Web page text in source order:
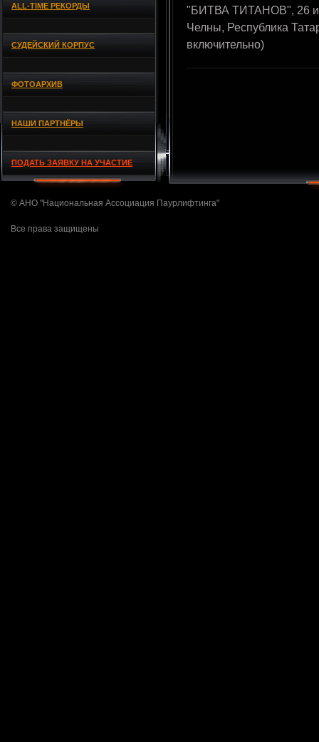
ALL-TIME РЕКОРДЫ
СУДЕЙСКИЙ КОРПУС
ФОТОАРХИВ
НАШИ ПАРТНЁРЫ
ПОДАТЬ ЗАЯВКУ НА УЧАСТИЕ
"БИТВА ТИТАНОВ", 26
Челны, Республика
включительно)
© АНО "Национальная Ассоциация Паурлифтинга"
Все права защищены